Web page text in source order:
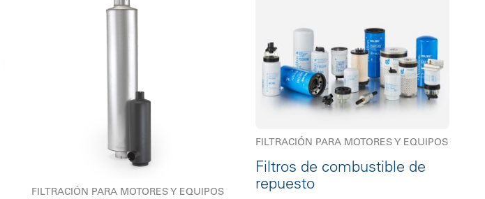
FILTRACIÓN PARA MOTORES Y EQUIPOS
FILTRACIÓN PARA MOTORES Y EQUIPOS
Filtros de combustible de
repuesto